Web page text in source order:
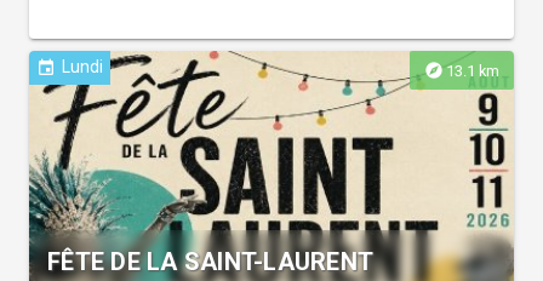
explore 13.1 km
event Lundi
FÊTE DE LA SAINT-LAURENT